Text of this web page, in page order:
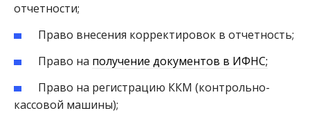
отчетности;
Право внесения корректировок в отчетность;
Право на получение документов в ИФНС;
Право на регистрацию ККМ (контрольно-
кассовой машины);